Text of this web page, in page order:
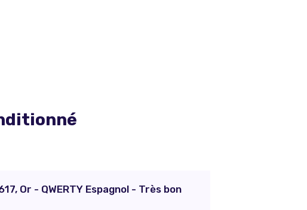
Or - QWERTY Espagnol - Très bon